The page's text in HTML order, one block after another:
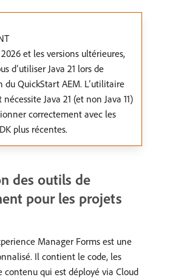
et les versions ultérieures,
d’utiliser Java 21 lors de
du QuickStart AEM. L’utilitaire
Java 21 (et non Java 11)
correctement avec les
plus récentes.
des outils de
pour les projets
Manager Forms est une
Il contient le code, les
qui est déployé via Cloud